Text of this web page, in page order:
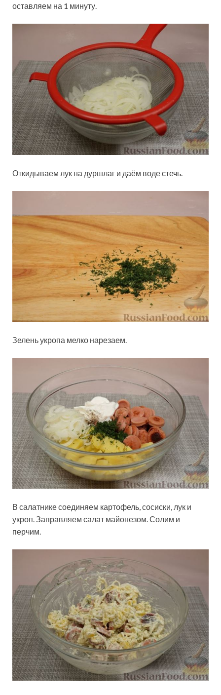
оставляем на 1 минуту.
Откидываем лук на дуршлаг и даём воде стечь.
Зелень укропа мелко нарезаем.
В салатнике соединяем картофель, сосиски, лук и
укроп. Заправляем салат майонезом. Солим и
перчим.